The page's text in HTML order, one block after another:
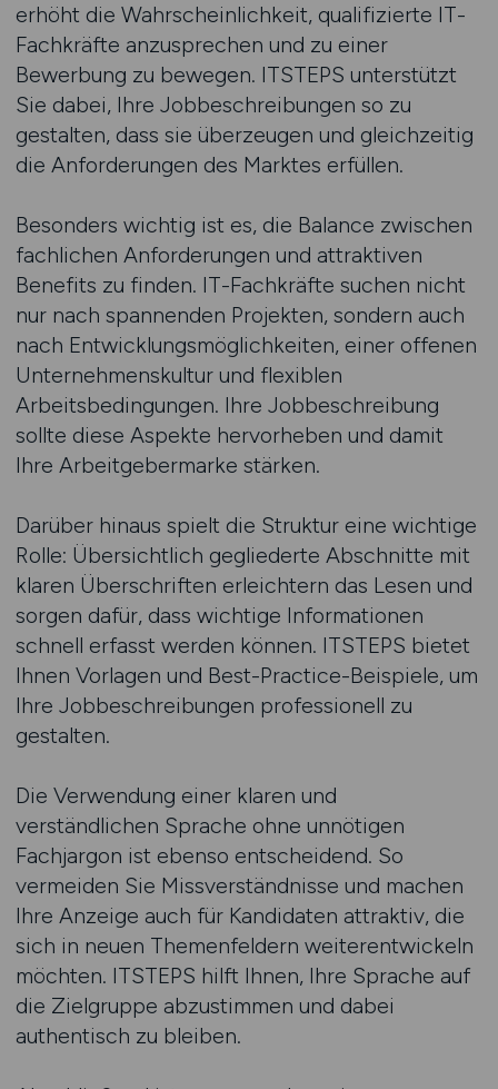
erhöht die Wahrscheinlichkeit, qualifizierte IT-
Fachkräfte anzusprechen und zu einer
Bewerbung zu bewegen. ITSTEPS unterstützt
Sie dabei, Ihre Jobbeschreibungen so zu
gestalten, dass sie überzeugen und gleichzeitig
die Anforderungen des Marktes erfüllen.
Besonders wichtig ist es, die Balance zwischen
fachlichen Anforderungen und attraktiven
Benefits zu finden. IT-Fachkräfte suchen nicht
nur nach spannenden Projekten, sondern auch
nach Entwicklungsmöglichkeiten, einer offenen
Unternehmenskultur und flexiblen
Arbeitsbedingungen. Ihre Jobbeschreibung
sollte diese Aspekte hervorheben und damit
Ihre Arbeitgebermarke stärken.
Darüber hinaus spielt die Struktur eine wichtige
Rolle: Übersichtlich gegliederte Abschnitte mit
klaren Überschriften erleichtern das Lesen und
sorgen dafür, dass wichtige Informationen
schnell erfasst werden können. ITSTEPS bietet
Ihnen Vorlagen und Best-Practice-Beispiele, um
Ihre Jobbeschreibungen professionell zu
gestalten.
Die Verwendung einer klaren und
verständlichen Sprache ohne unnötigen
Fachjargon ist ebenso entscheidend. So
vermeiden Sie Missverständnisse und machen
Ihre Anzeige auch für Kandidaten attraktiv, die
sich in neuen Themenfeldern weiterentwickeln
möchten. ITSTEPS hilft Ihnen, Ihre Sprache auf
die Zielgruppe abzustimmen und dabei
authentisch zu bleiben.